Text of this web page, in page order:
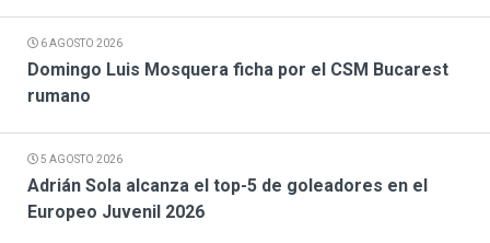
6 AGOSTO 2026
Domingo Luis Mosquera ficha por el CSM Bucarest
rumano
5 AGOSTO 2026
Adrián Sola alcanza el top-5 de goleadores en el
Europeo Juvenil 2026